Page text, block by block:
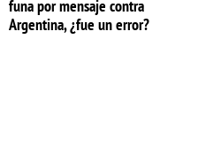
funa por mensaje contra
Argentina, ¿fue un error?